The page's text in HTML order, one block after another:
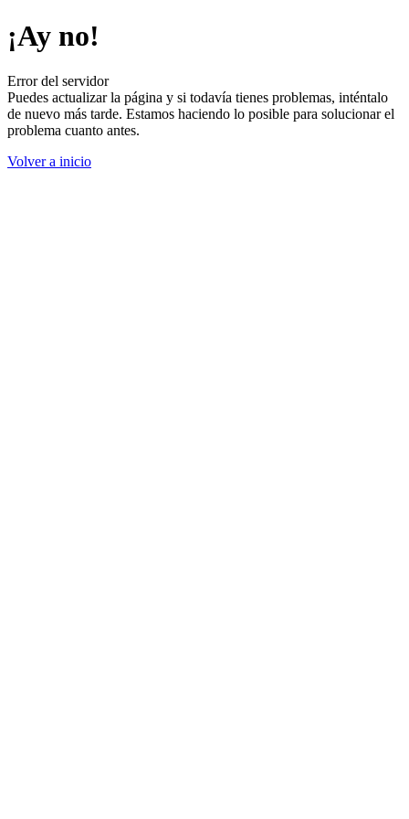
¡Ay no!
Error del servidor
Puedes actualizar la página y si todavía tienes problemas, inténtalo
de nuevo más tarde. Estamos haciendo lo posible para solucionar el
problema cuanto antes.
Volver a inicio